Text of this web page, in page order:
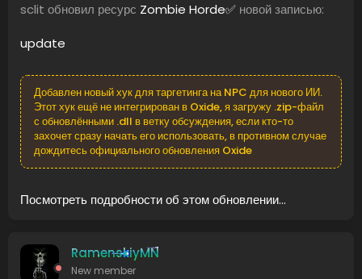
sclit обновил ресурс Zombie Horde✅ новой записью:
update
Добавлен новый хук для таргетинга на NPC для нового ИИ.
Этот хук ещё не интегрирован в Oxide, я загружу .zip-файл
с обновлёнными .dll в ветку обсуждения, если кто-то
захочет сразу начать его использовать, в противном случае
дождитесь официального обновления Oxide
Посмотреть подробности об этом обновлении...
RamenskiyMN
New member